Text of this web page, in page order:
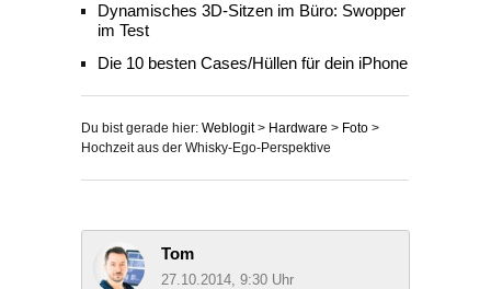
Dynamisches 3D-Sitzen im Büro: Swopper
im Test
Die 10 besten Cases/Hüllen für dein iPhone
Du bist gerade hier: Weblogit> Hardware > Foto >
Hochzeit aus der Whisky-Ego-Perspektive
Tom
27.10.2014, 9:30 Uhr